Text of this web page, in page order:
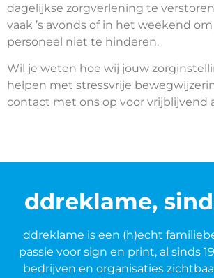
dagelijkse zorgverlening te
vaak ’s avonds of in het weekend
personeel niet te hinderen.
Wil je weten hoe wij jouw
helpen met stressvrije
contact met ons op voor vrijblijvend
ddreklame,
ddreklame is een (h)echt
passie voor sign en print, al sinds
bedrijven en organisaties